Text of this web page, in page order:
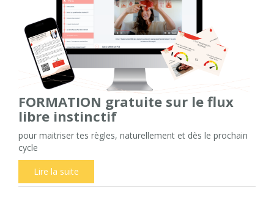
FORMATION gratuite sur le flux
libre instinctif
pour maitriser tes règles, naturellement et dès le prochain
cycle
Lire la suite